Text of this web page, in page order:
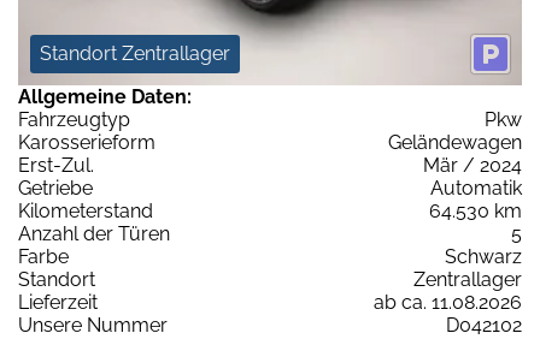
Standort Zentrallager
Allgemeine Daten:
Fahrzeugtyp
Pkw
Karosserieform
Geländewagen
Erst-Zul.
Mär / 2024
Getriebe
Automatik
Kilometerstand
64.530 km
Anzahl der Türen
5
Farbe
Schwarz
Standort
Zentrallager
Lieferzeit
ab ca. 11.08.2026
Unsere Nummer
D042102